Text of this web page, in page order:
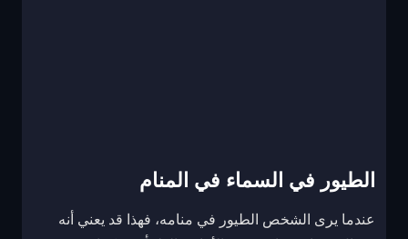
الطيور في السماء في المنام
عندما يرى الشخص الطيور في منامه، فهذا قد يعني أنه